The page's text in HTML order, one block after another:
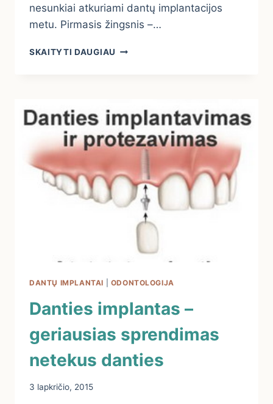
nesunkiai atkuriami dantų implantacijos
metu. Pirmasis žingsnis –…
SKAITYTI DAUGIAU DANTŲ
ŽINGSNIO
DANTŲ IMPLANTAI ODONTOLOGIJA
Danties implantas –
geriausias sprendimas
netekus danties
3 lapkričio, 2015